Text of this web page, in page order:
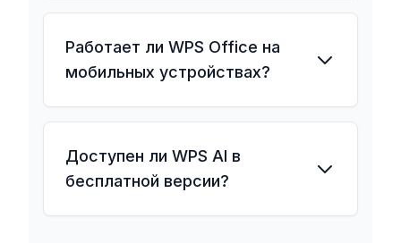
Работает ли WPS Office на
мобильных устройствах?
Доступен ли WPS AI в
бесплатной версии?